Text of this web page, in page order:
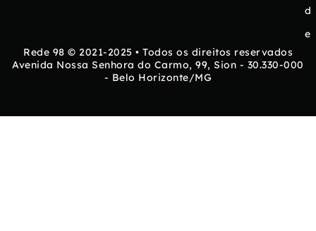
d
e
Rede 98 © 2021-2025 • Todos os direitos reservados
Avenida Nossa Senhora do Carmo, 99, Sion - 30.330-000
- Belo Horizonte/MG